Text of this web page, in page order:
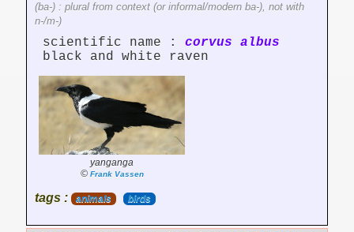
(ba-) : plural from context (or informal/modern ba-), not with
n-/m-)
scientific name : corvus albus
black and white raven
yanganga
© Frank Vassen
tags : animals birds